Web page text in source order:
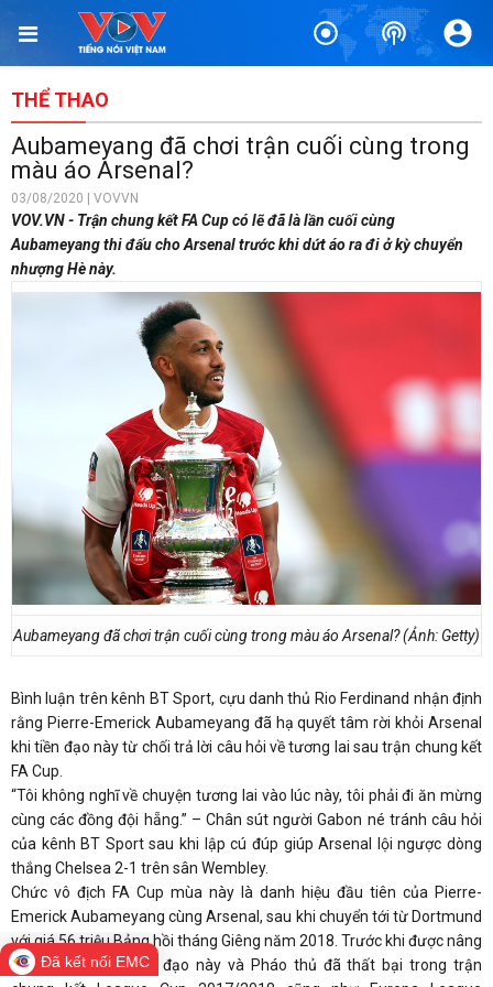
THỂ THAO
Aubameyang đã chơi trận cuối cùng trong
màu áo Arsenal?
03/08/2020 | VOVVN
VOV.VN - Trận chung kết FA Cup có lẽ đã là lần cuối cùng
Aubameyang thi đấu cho Arsenal trước khi dứt áo ra đi ở kỳ chuyển
nhượng Hè này.
Aubameyang đã chơi trận cuối cùng trong màu áo Arsenal? (Ảnh: Getty)
Bình luận trên kênh BT Sport, cựu danh thủ Rio Ferdinand nhận định
rằng Pierre-Emerick Aubameyang đã hạ quyết tâm rời khỏi Arsenal
khi tiền đạo này từ chối trả lời câu hỏi về tương lai sau trận chung kết
FA Cup.
“Tôi không nghĩ về chuyện tương lai vào lúc này, tôi phải đi ăn mừng
cùng các đồng đội hẵng.” – Chân sút người Gabon né tránh câu hỏi
của kênh BT Sport sau khi lập cú đúp giúp Arsenal lội ngược dòng
thắng Chelsea 2-1 trên sân Wembley.
Chức vô địch FA Cup mùa này là danh hiệu đầu tiên của Pierre-
Emerick Aubameyang cùng Arsenal, sau khi chuyển tới từ Dortmund
với giá 56 triệu Bảng hồi tháng Giêng năm 2018. Trước khi được nâng
cúp ở Wembley, tiền đạo này và Pháo thủ đã thất bại trong trận
Đã kết nối EMC